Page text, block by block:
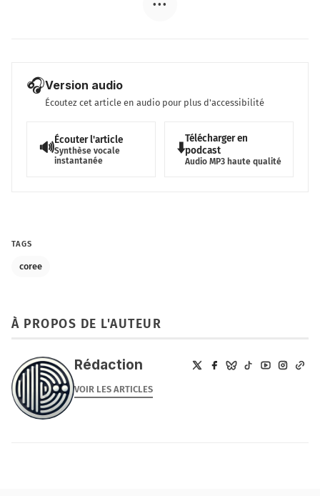
•••
🎧Version audio
Écoutez cet article en audio pour plus d'accessibilité
🔊Écouter l'article
Synthèse vocale
instantanée
⬇️
Télécharger en
podcast
Audio MP3 haute qualité
TAGS
coree
À PROPOS DE L'AUTEUR
Rédaction
VOIR LES ARTICLES